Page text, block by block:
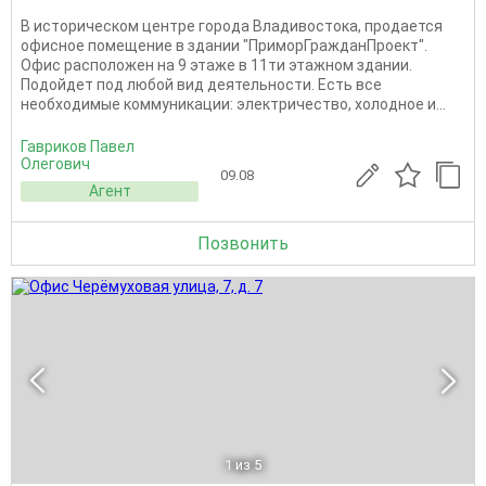
В историческом центре города Владивостока, продается
офисное помещение в здании "ПриморГражданПроект".
Офис расположен на 9 этаже в 11ти этажном здании.
Подойдет под любой вид деятельности. Есть все
необходимые коммуникации: электричество, холодное и...
Гавриков Павел
Олегович
Агент
09.08
Позвонить
1 из 5